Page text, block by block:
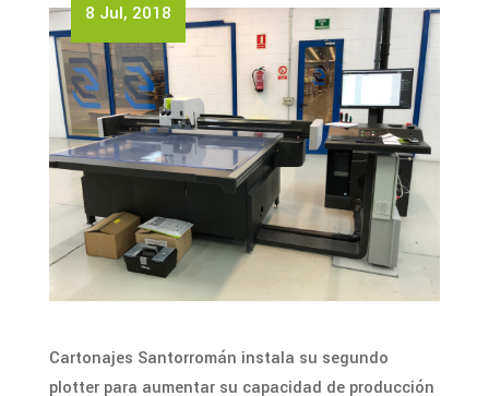
8 Jul, 2018
Cartonajes Santorromán instala su segundo
plotter para aumentar su capacidad de producción